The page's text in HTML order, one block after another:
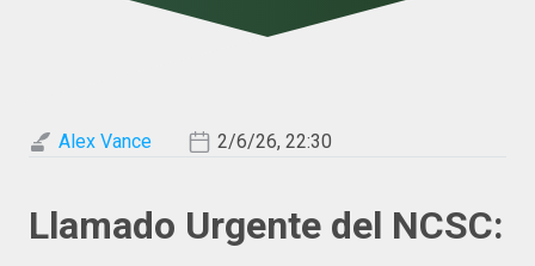
Alex Vance 2/6/26, 22:30
Llamado Urgente del NCSC: